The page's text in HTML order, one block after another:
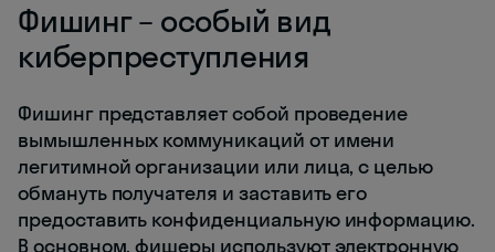
Фишинг – особый вид
киберпреступления
Фишинг представляет собой проведение
вымышленных коммуникаций от имени
легитимной организации или лица, с целью
обмануть получателя и заставить его
предоставить конфиденциальную информацию.
В основном, фишеры используют электронную